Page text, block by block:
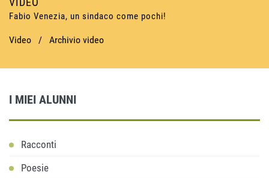
Fabio Venezia, un sindaco come pochi!
Video / Archivio video
I MIEI ALUNNI
Racconti
Poesie